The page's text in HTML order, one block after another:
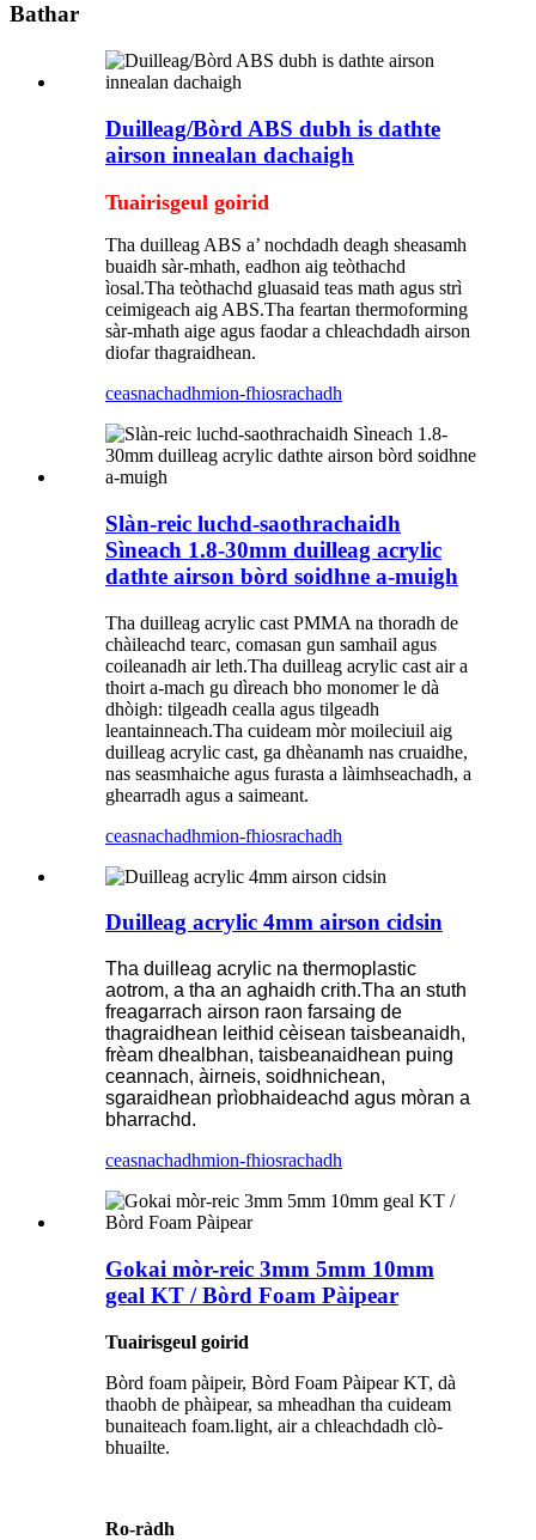
Bathar
Duilleag/Bòrd ABS dubh is dathte
airson innealan dachaigh
Tuairisgeul goirid
Tha duilleag ABS a’ nochdadh deagh sheasamh
buaidh sàr-mhath, eadhon aig teòthachd
ìosal.Tha teòthachd gluasaid teas math agus strì
ceimigeach aig ABS.Tha feartan thermoforming
sàr-mhath aige agus faodar a chleachdadh airson
diofar thagraidhean.
ceasnachadhmion-fhiosrachadh
Slàn-reic luchd-saothrachaidh
Sìneach 1.8-30mm duilleag acrylic
dathte airson bòrd soidhne a-muigh
Tha duilleag acrylic cast PMMA na thoradh de
chàileachd tearc, comasan gun samhail agus
coileanadh air leth.Tha duilleag acrylic cast air a
thoirt a-mach gu dìreach bho monomer le dà
dhòigh: tilgeadh cealla agus tilgeadh
leantainneach.Tha cuideam mòr moileciuil aig
duilleag acrylic cast, ga dhèanamh nas cruaidhe,
nas seasmhaiche agus furasta a làimhseachadh, a
ghearradh agus a saimeant.
ceasnachadhmion-fhiosrachadh
Duilleag acrylic 4mm airson cidsin
Tha duilleag acrylic na thermoplastic
aotrom, a tha an aghaidh crith.Tha an stuth
freagarrach airson raon farsaing de
thagraidhean leithid cèisean taisbeanaidh,
frèam dhealbhan, taisbeanaidhean puing
ceannach, àirneis, soidhnichean,
sgaraidhean prìobhaideachd agus mòran a
bharrachd.
ceasnachadhmion-fhiosrachadh
Gokai mòr-reic 3mm 5mm 10mm
geal KT / Bòrd Foam Pàipear
Tuairisgeul goirid
Bòrd foam pàipeir, Bòrd Foam Pàipear KT, dà
thaobh de phàipear, sa mheadhan tha cuideam
bunaiteach foam.light, air a chleachdadh clò-
bhuailte.
Ro-ràdh